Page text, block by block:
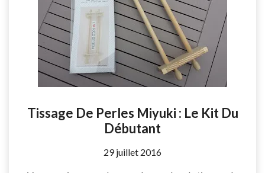
Tissage De Perles Miyuki : Le Kit Du
Débutant
by
29 juillet 2016